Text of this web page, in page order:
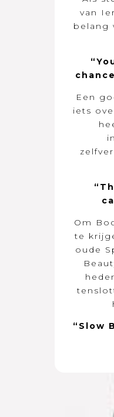
van
belang
Een
iets
Om
te
oude
“Slow